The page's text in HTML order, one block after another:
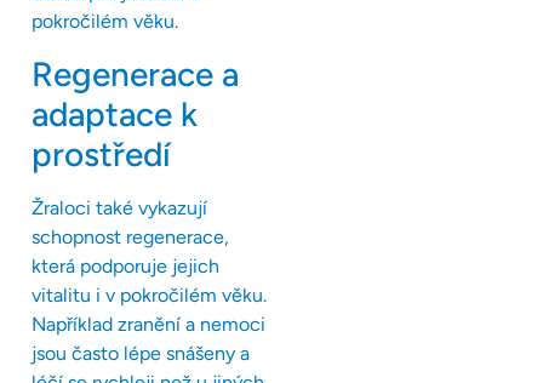
pokročilém věku.
Regenerace a
adaptace k
prostředí
Žraloci také vykazují
schopnost regenerace,
která podporuje jejich
vitalitu i v pokročilém věku.
Například zranění a nemoci
jsou často lépe snášeny a